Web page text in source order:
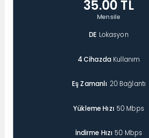
35.00 TL
Mensile
DE Lokasyon
4 Cihazda Kullanım
Eş Zamanlı 20 Bağlantı
Yükleme Hızı 50 Mbps
İndirme Hızı 50 Mbps